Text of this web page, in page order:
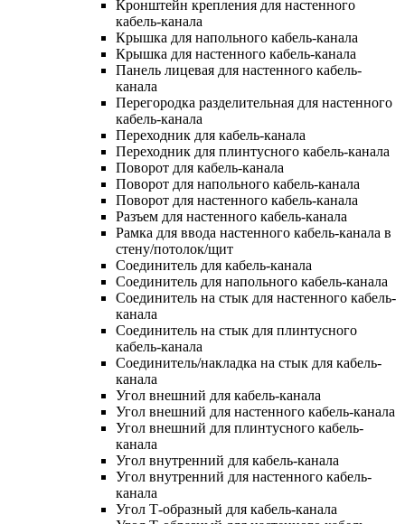
Кронштейн крепления для настенного
кабель-канала
Крышка для напольного кабель-канала
Крышка для настенного кабель-канала
Панель лицевая для настенного кабель-
канала
Перегородка разделительная для настенного
кабель-канала
Переходник для кабель-канала
Переходник для плинтусного кабель-канала
Поворот для кабель-канала
Поворот для напольного кабель-канала
Поворот для настенного кабель-канала
Разъем для настенного кабель-канала
Рамка для ввода настенного кабель-канала в
стену/потолок/щит
Соединитель для кабель-канала
Соединитель для напольного кабель-канала
Соединитель на стык для настенного кабель-
канала
Соединитель на стык для плинтусного
кабель-канала
Соединитель/накладка на стык для кабель-
канала
Угол внешний для кабель-канала
Угол внешний для настенного кабель-канала
Угол внешний для плинтусного кабель-
канала
Угол внутренний для кабель-канала
Угол внутренний для настенного кабель-
канала
Угол Т-образный для кабель-канала